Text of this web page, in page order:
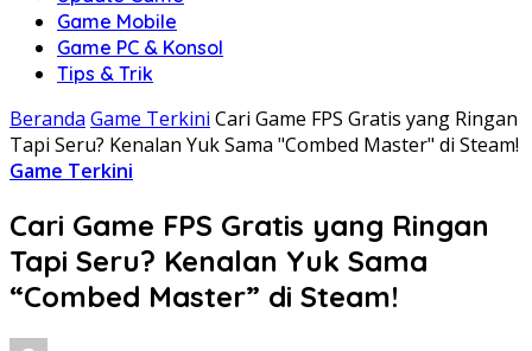
Game Mobile
Game PC & Konsol
Tips & Trik
Beranda Game Terkini Cari Game FPS Gratis yang Ringan
Tapi Seru? Kenalan Yuk Sama "Combed Master" di Steam!
Game Terkini
Cari Game FPS Gratis yang Ringan
Tapi Seru? Kenalan Yuk Sama
“Combed Master” di Steam!